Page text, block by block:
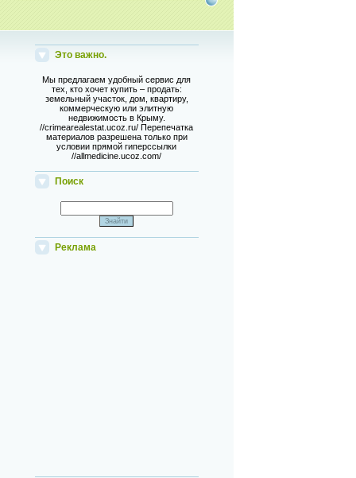
Это важно.
Мы предлагаем удобный сервис для
тех, кто хочет купить – продать:
земельный участок, дом, квартиру,
коммерческую или элитную
недвижимость в Крыму.
//crimearealestat.ucoz.ru/ Перепечатка
материалов разрешена только при
условии прямой гиперссылки
//allmedicine.ucoz.com/
Поиск
Реклама